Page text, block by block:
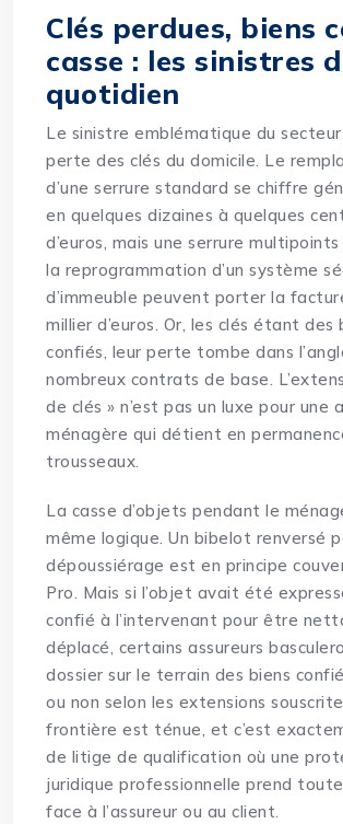
Clés perdues, biens
casse : les sinistres
quotidien
Le sinistre emblématique du
perte des clés du domicile. Le
d’une serrure standard se chiffre
en quelques dizaines à quelques
d’euros, mais une serrure
la reprogrammation d’un système
d’immeuble peuvent porter la
millier d’euros. Or, les clés étant des
confiés, leur perte tombe dans
nombreux contrats de base.
de clés » n’est pas un luxe pour une
ménagère qui détient en
trousseaux.
La casse d’objets pendant le
même logique. Un bibelot renversé
dépoussiérage est en principe
Pro. Mais si l’objet avait été
confié à l’intervenant pour être
déplacé, certains assureurs
dossier sur le terrain des biens
ou non selon les extensions
frontière est ténue, et c’est
de litige de qualification où une
juridique professionnelle prend
face à l’assureur ou au client.